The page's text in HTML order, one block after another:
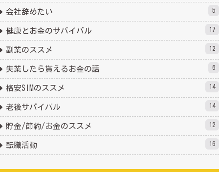
会社辞めたい 5
健康とお金のサバイバル 17
副業のススメ 12
失業したら貰えるお金の話 6
格安SIMのススメ 14
老後サバイバル 14
貯金/節約/お金のススメ 12
転職活動 16